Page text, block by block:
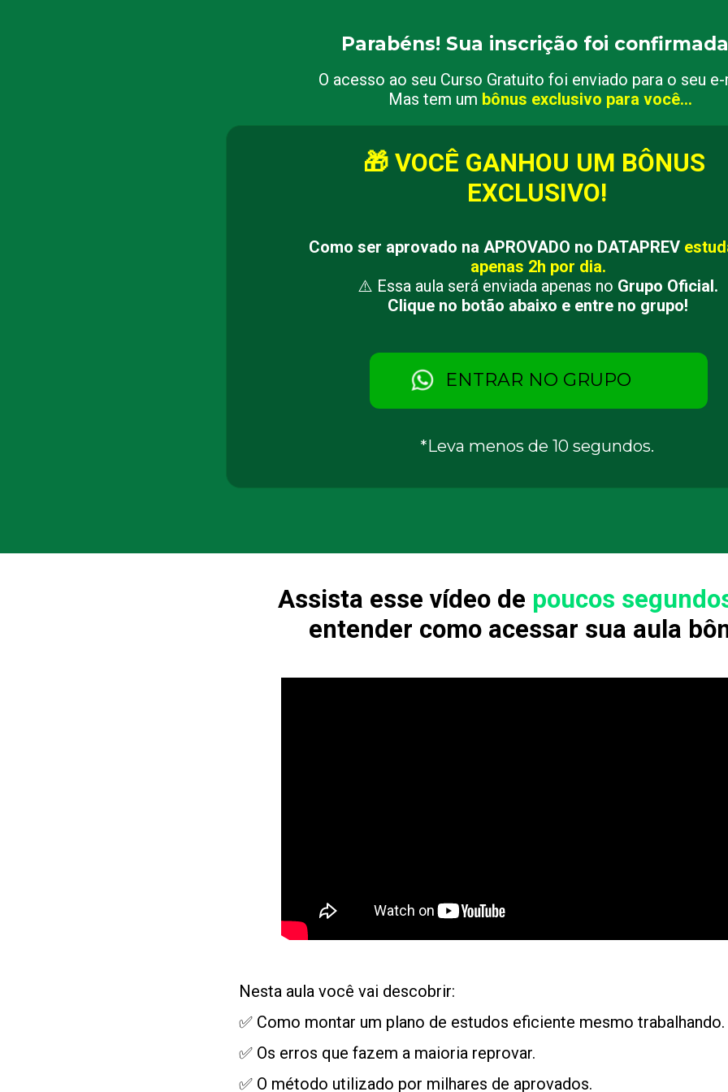
Parabéns! Sua inscrição foi
O acesso ao seu Curso Gratuito foi enviado para o seu e-
Mas tem um bônus exclusivo para você...
🎁 VOCÊ GANHOU UM BÔNUS
EXCLUSIVO!
Como ser aprovado na APROVADO no DATAPREV
apenas 2h por dia.
⚠️ Essa aula será enviada apenas no Grupo Oficial.
Clique no botão abaixo e entre no grupo!
ENTRAR NO GRUPO
*Leva menos de 10 segundos.
Assista esse vídeo de poucos
entender como acessar sua aula
Nesta aula você vai descobrir:
✅ Como montar um plano de estudos eficiente mesmo trabalhando.
✅ Os erros que fazem a maioria reprovar.
✅ O método utilizado por milhares de aprovados.